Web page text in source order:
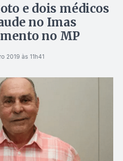
e dois médicos
no Imas
no MP
2019 às 11h41